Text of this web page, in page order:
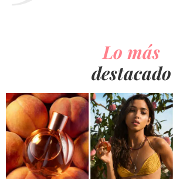
Lo más
destacado